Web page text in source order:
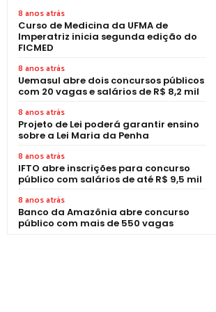
8 anos atrás
Curso de Medicina da UFMA de
Imperatriz inicia segunda edição do
FICMED
8 anos atrás
Uemasul abre dois concursos públicos
com 20 vagas e salários de R$ 8,2 mil
8 anos atrás
Projeto de Lei poderá garantir ensino
sobre a Lei Maria da Penha
8 anos atrás
IFTO abre inscrições para concurso
público com salários de até R$ 9,5 mil
8 anos atrás
Banco da Amazônia abre concurso
público com mais de 550 vagas